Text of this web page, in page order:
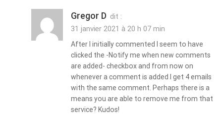
Gregor D dit :
31 janvier 2021 à 20 h 07 min
After I initially commented I seem to have
clicked the -Notify me when new comments
are added- checkbox and from now on
whenever a comment is added I get 4 emails
with the same comment. Perhaps there is a
means you are able to remove me from that
service? Kudos!